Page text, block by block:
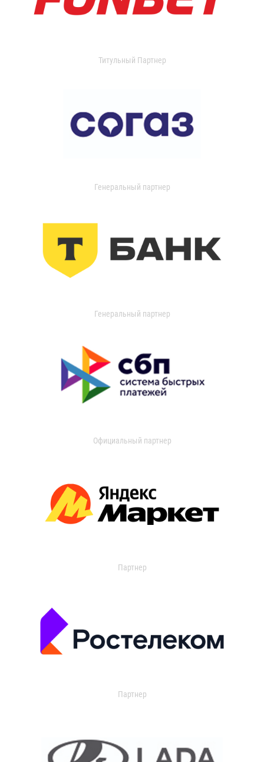
Титульный Партнер
Генеральный партнер
Генеральный партнер
Официальный партнер
Партнер
Партнер